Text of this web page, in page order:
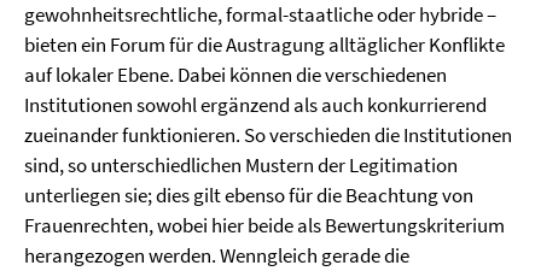
gewohnheitsrechtliche, formal-staatliche oder hybride –
bieten ein Forum für die Austragung alltäglicher Konflikte
auf lokaler Ebene. Dabei können die verschiedenen
Institutionen sowohl ergänzend als auch konkurrierend
zueinander funktionieren. So verschieden die Institutionen
sind, so unterschiedlichen Mustern der Legitimation
unterliegen sie; dies gilt ebenso für die Beachtung von
Frauenrechten, wobei hier beide als Bewertungskriterium
herangezogen werden. Wenngleich gerade die